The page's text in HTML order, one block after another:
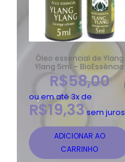
Óleo essencial de Ylang
Ylang 5ml – BioEssência
R$58,00
ou em até 3x de
R$19,33sem juros
ADICIONAR AO
CARRINHO